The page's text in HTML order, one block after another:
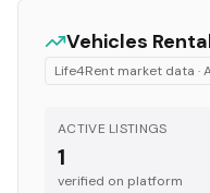
Vehicles
Life4Rent market data ·
ACTIVE LISTINGS
1
verified on platform